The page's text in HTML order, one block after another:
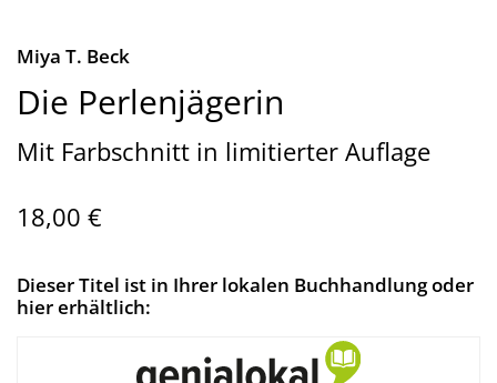
Miya T. Beck
Die Perlenjägerin
Mit Farbschnitt in limitierter Auflage
18,00 €
Dieser Titel ist in Ihrer lokalen Buchhandlung oder
hier erhältlich: